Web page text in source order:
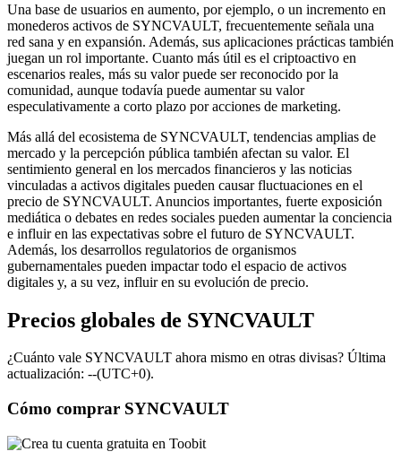
Una base de usuarios en aumento, por ejemplo, o un incremento en
monederos activos de SYNCVAULT, frecuentemente señala una
red sana y en expansión. Además, sus aplicaciones prácticas también
juegan un rol importante. Cuanto más útil es el criptoactivo en
escenarios reales, más su valor puede ser reconocido por la
comunidad, aunque todavía puede aumentar su valor
especulativamente a corto plazo por acciones de marketing.
Más allá del ecosistema de SYNCVAULT, tendencias amplias de
mercado y la percepción pública también afectan su valor. El
sentimiento general en los mercados financieros y las noticias
vinculadas a activos digitales pueden causar fluctuaciones en el
precio de SYNCVAULT. Anuncios importantes, fuerte exposición
mediática o debates en redes sociales pueden aumentar la conciencia
e influir en las expectativas sobre el futuro de SYNCVAULT.
Además, los desarrollos regulatorios de organismos
gubernamentales pueden impactar todo el espacio de activos
digitales y, a su vez, influir en su evolución de precio.
Precios globales de SYNCVAULT
¿Cuánto vale SYNCVAULT ahora mismo en otras divisas? Última
actualización: --(UTC+0).
Cómo comprar SYNCVAULT